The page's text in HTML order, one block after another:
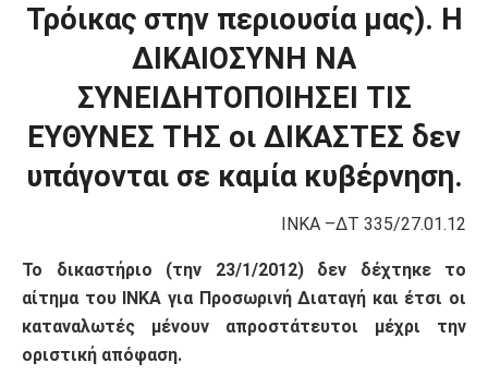
Τρόικας στην περιουσία μας). Η
ΔΙΚΑΙΟΣΥΝΗ ΝΑ
ΣΥΝΕΙΔΗΤΟΠΟΙΗΣΕΙ ΤΙΣ
ΕΥΘΥΝΕΣ ΤΗΣ οι ΔΙΚΑΣΤΕΣ δεν
υπάγονται σε καμία κυβέρνηση.
ΙΝΚΑ –ΔΤ 335/27.01.12
Το δικαστήριο (την 23/1/2012) δεν δέχτηκε το
αίτημα του ΙΝΚΑ για Προσωρινή Διαταγή και έτσι οι
καταναλωτές μένουν απροστάτευτοι μέχρι την
οριστική απόφαση.